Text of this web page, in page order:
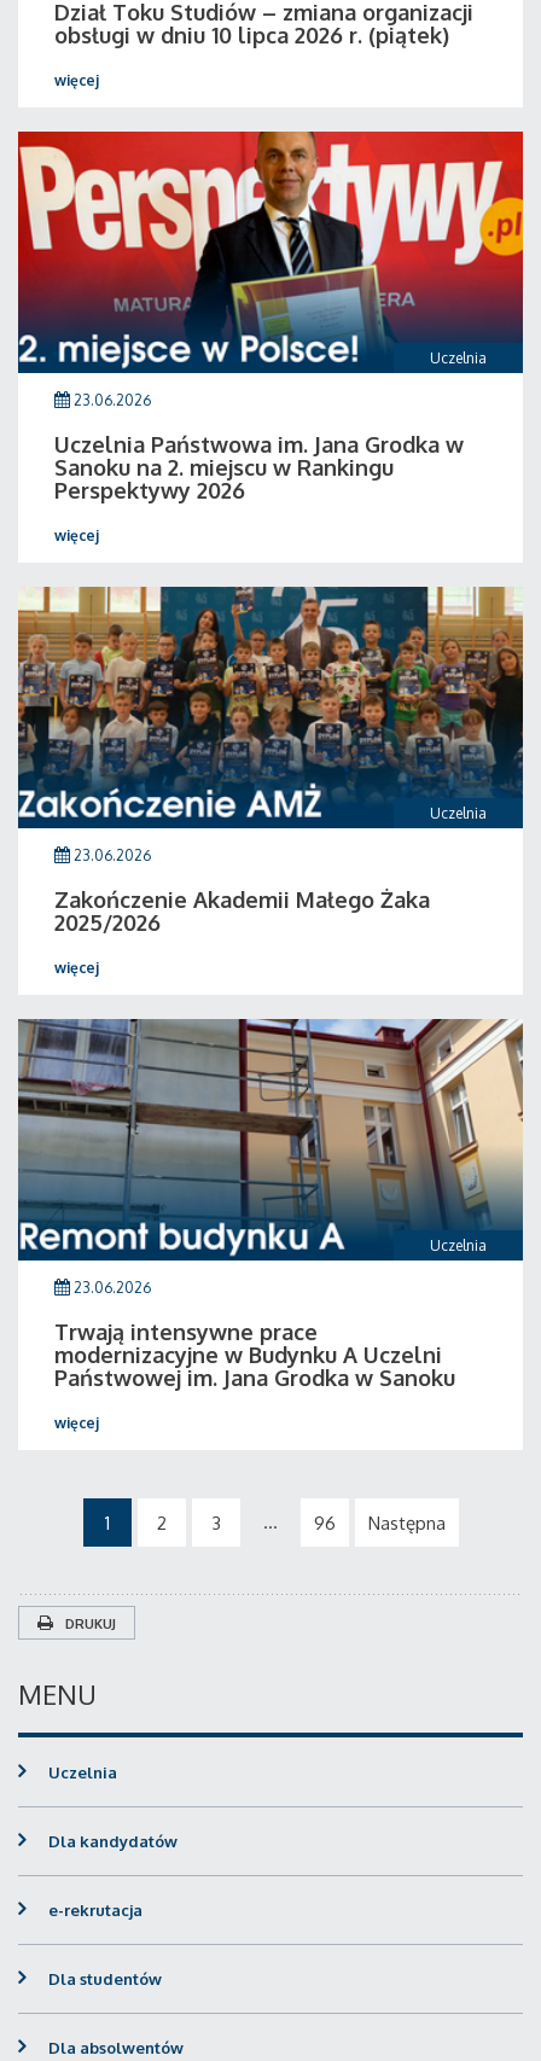
Dział Toku Studiów – zmiana organizacji
obsługi w dniu 10 lipca 2026 r. (piątek)
więcej
Uczelnia
23.06.2026
Uczelnia Państwowa im. Jana Grodka w
Sanoku na 2. miejscu w Rankingu
Perspektywy 2026
więcej
Uczelnia
23.06.2026
Zakończenie Akademii Małego Żaka
2025/2026
więcej
Uczelnia
23.06.2026
Trwają intensywne prace
modernizacyjne w Budynku A Uczelni
Państwowej im. Jana Grodka w Sanoku
więcej
1 2 3 ... 96 Następna
DRUKUJ
MENU
Uczelnia
Dla kandydatów
e-rekrutacja
Dla studentów
Dla absolwentów